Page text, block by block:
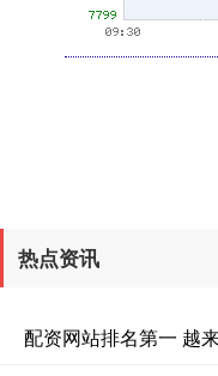
热点资讯
配资网站排名第一 越